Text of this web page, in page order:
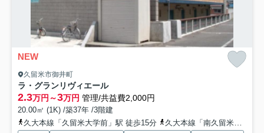
NEW
久留米市御井町
ラ・グランリヴィエール
2.3万円～3万円 管理/共益費2,000円
20.00㎡ (1K) /築37年 /3階建
久大本線「久留米大学前」駅 徒歩15分
久大本線「南久留米」駅 徒歩28分